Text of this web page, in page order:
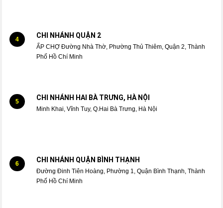
4 CHI NHÁNH QUẬN 2
ẤP CHỢ Đường Nhà Thờ, Phường Thủ Thiêm, Quận 2, Thành
Phố Hồ Chí Minh
5 CHI NHÁNH HAI BÀ TRƯNG, HÀ NỘI
Minh Khai, Vĩnh Tuy, Q.Hai Bà Trưng, Hà Nội
6 CHI NHÁNH QUẬN BÌNH THẠNH
Đường Đinh Tiên Hoàng, Phường 1, Quận Bình Thạnh, Thành
Phố Hồ Chí Minh